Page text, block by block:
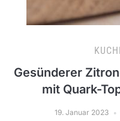
Gesünderer
mit Quark-
19. Januar 2023